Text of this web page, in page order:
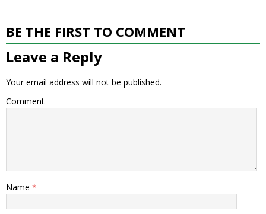
BE THE FIRST TO COMMENT
Leave a Reply
Your email address will not be published.
Comment
Name *